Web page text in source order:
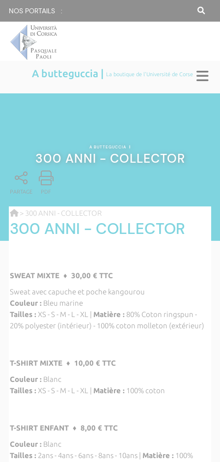
NOS PORTAILS :
A butteguccia | La boutique de l'Université de Corse
A BUTTEGUCCIA |
300 ANNI - COLLECTOR
PARTAGE PDF
> 300 ANNI - COLLECTOR
300 ANNI - COLLECTOR
SWEAT MIXTE ♦ 30,00 € TTC
Sweat avec capuche et poche kangourou
Couleur : Bleu marine
Tailles : XS - S - M - L - XL | Matière : 80% Coton ringspun -
20% polyester (intérieur) - 100% coton molleton (extérieur)
T-SHIRT MIXTE ♦ 10,00 € TTC
Couleur : Blanc
Tailles : XS - S - M - L - XL | Matière : 100% coton
T-SHIRT ENFANT ♦ 8,00 € TTC
Couleur : Blanc
Tailles : 2ans - 4ans - 6ans - 8ans - 10ans | Matière : 100%